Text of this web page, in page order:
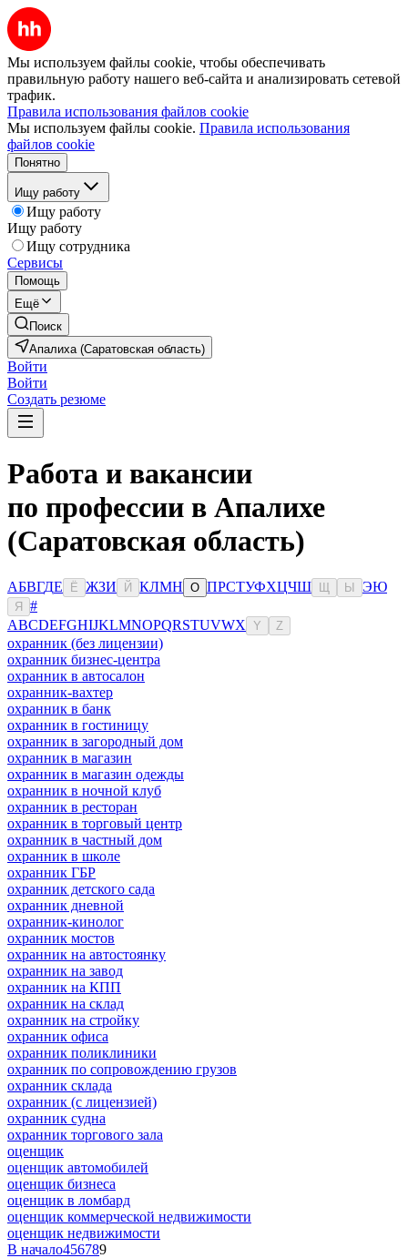
Мы используем файлы cookie, чтобы обеспечивать
правильную работу нашего веб-сайта и анализировать сетевой
трафик.
Правила использования файлов cookie
Мы используем файлы cookie. Правила использования
файлов cookie
Понятно
Ищу работу
Ищу работу
Ищу работу
Ищу сотрудника
Сервисы
Помощь
Ещё
Поиск
Апалиха (Саратовская область)
Войти
Войти
Создать резюме
Работа и вакансии
по профессии в Апалихе
(Саратовская область)
АБВГДЕ Ё ЖЗИ Й КЛМН О ПРСТУФХЦЧШ Ы ЭЮ
Я
#
ABCDEFGHIJKLMNOPQRSTUVWX Y Z
охранник (без лицензии)
охранник бизнес-центра
охранник в автосалон
охранник-вахтер
охранник в банк
охранник в гостиницу
охранник в загородный дом
охранник в магазин
охранник в магазин одежды
охранник в ночной клуб
охранник в ресторан
охранник в торговый центр
охранник в частный дом
охранник в школе
охранник ГБР
охранник детского сада
охранник дневной
охранник-кинолог
охранник мостов
охранник на автостоянку
охранник на завод
охранник на КПП
охранник на склад
охранник на стройку
охранник офиса
охранник поликлиники
охранник по сопровождению грузов
охранник склада
охранник (с лицензией)
охранник судна
охранник торгового зала
оценщик
оценщик автомобилей
оценщик бизнеса
оценщик в ломбард
оценщик коммерческой недвижимости
оценщик недвижимости
В начало456789